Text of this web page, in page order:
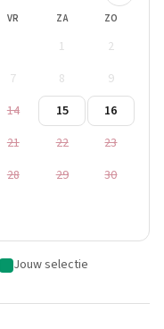
VR ZA ZO
1
2
7 8
9
14 15
16
21 22
23
28 29
30
Jouw selectie